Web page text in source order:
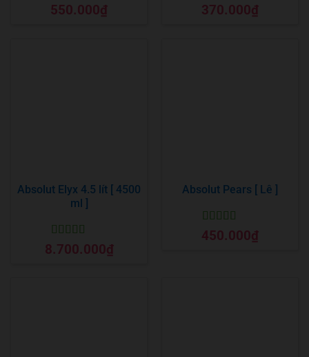
Được xếp
hạng 55 sao
550.000₫
Được xếp
hạng 55 sao
370.000₫
Absolut Elyx 4.5 lít [ 4500
ml ]
Được xếp
hạng55 sao
8.700.000₫
Absolut Pears [ Lê ]
Được xếp
hạng55 sao
450.000₫